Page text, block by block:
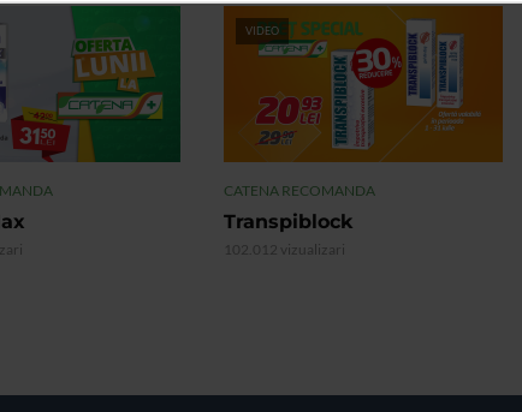
VIDEO
CATENA RECOMANDA
Transpiblock
102.012 vizualizari